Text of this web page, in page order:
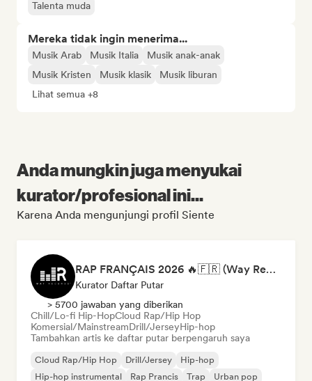
Talenta muda
Mereka tidak ingin menerima...
Musik Arab Musik Italia
Musik anak-anak
Musik Kristen
Musik klasik
Musik liburan
Lihat semua +8
Anda mungkin juga menyukai
kurator/profesional ini...
Karena Anda mengunjungi profil Siente
RAP FRANÇAIS 2026 🔥🇫🇷 (Way Records)
Kurator Daftar Putar
> 5700 jawaban yang diberikan
Chill/Lo-fi Hip-HopCloud Rap/Hip Hop
Komersial/MainstreamDrill/JerseyHip-hop
Tambahkan artis ke daftar putar berpengaruh saya
Cloud Rap/Hip Hop Drill/Jersey
Hip-hop
Hip-hop instrumental
Rap Prancis Trap Urban pop